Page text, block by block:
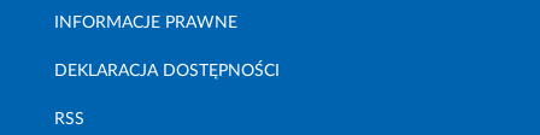
INFORMACJE PRAWNE
DEKLARACJA DOSTĘPNOŚCI
RSS